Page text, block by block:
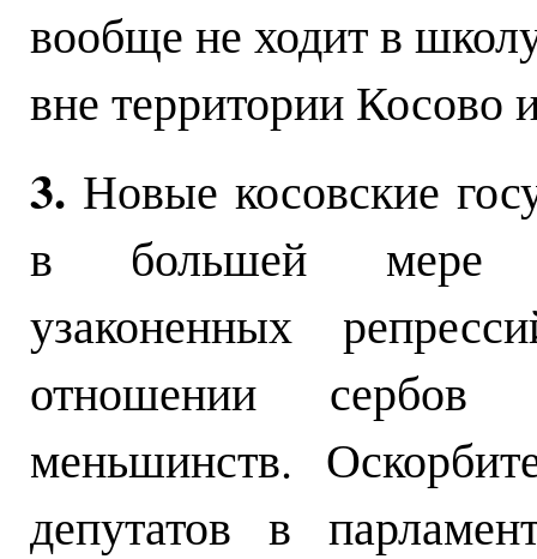
вообще не ходит в
вне территории Косово
3. Новые косовские
в большей мере
узаконенных
отношении сербов
меньшинств.
депутатов в